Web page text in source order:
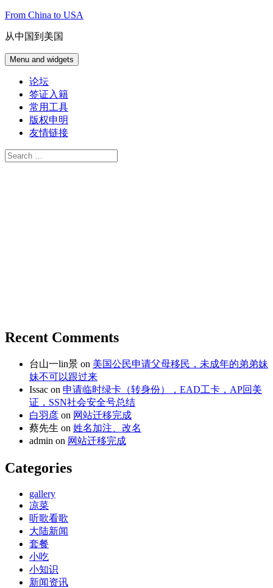
Skip
content
From China to USA
从中国到美国
Menu and widgets
论坛
签证入籍
常用工具
版权申明
友情链接
Search
for:
Recent Comments
台山一lin景 on 美国公民申请父母移民，未成年的弟弟妹
妹不可以跟过来
Issac on 申请临时绿卡（转身份），EAD工卡，AP回美
证，SSN社会安全号总结
白羽彦 on 网站迁移完成
蔡先生 on 姓名加注、改名
admin on 网站迁移完成
Categories
gallery
凉菜
听歌看歌
大陆新闻
套餐
小吃
小知识
新闻资讯